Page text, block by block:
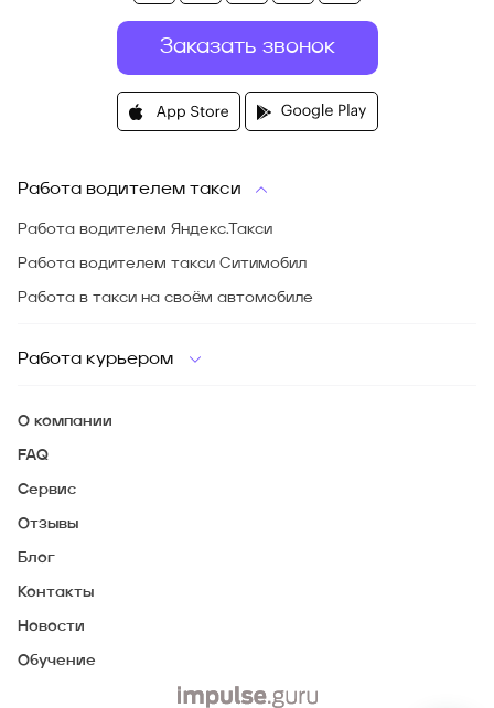
Заказать звонок
Работа водителем такси
Работа водителем Яндекс.Такси
Работа водителем такси Ситимобил
Работа в такси на своём автомобиле
Работа курьером
О компании
FAQ
Сервис
Отзывы
Блог
Контакты
Новости
Обучение